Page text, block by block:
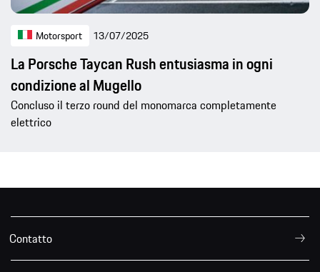
Motorsport 13/07/2025
La Porsche Taycan Rush entusiasma in ogni
condizione al Mugello
Concluso il terzo round del monomarca completamente
elettrico
Contatto